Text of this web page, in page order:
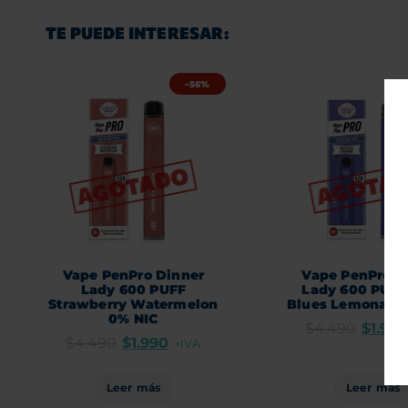
TE PUEDE INTERESAR:
-56%
Vape PenPro Dinner
Lady 600 PUFF
Strawberry Watermelon
0% NIC
$1.990 +IVA
Leer más
Vape PenPro
Lady 600 PUFF
Blues Lemonade
$1.990
Leer más